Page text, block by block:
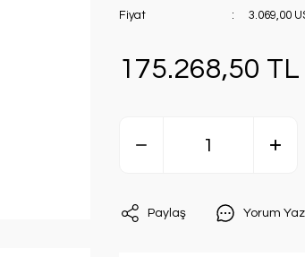
Fiyat
3.069,00
175.268,50 TL
Paylaş Yorum Yaz